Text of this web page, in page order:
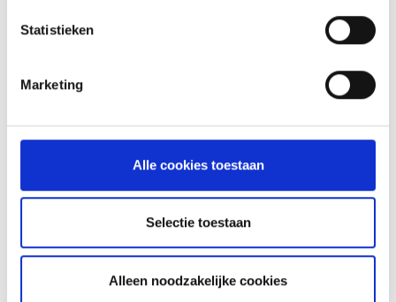
Statistieken
Marketing
Alle cookies toestaan
Selectie toestaan
Alleen noodzakelijke cookies